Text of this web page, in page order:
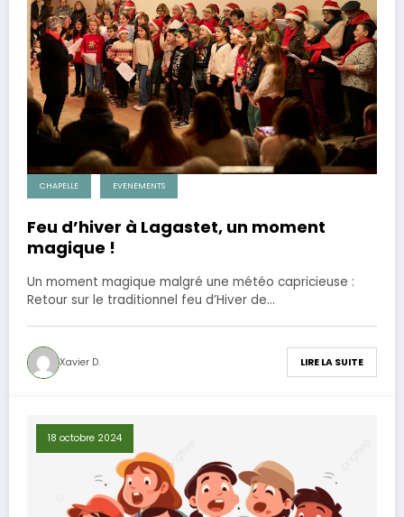
CHAPELLE EVENEMENTS
Feu d’hiver à Lagastet, un moment
magique !
Un moment magique malgré une météo capricieuse :
Retour sur le traditionnel feu d’Hiver de…
Xavier D. LIRE LA SUITE
18 octobre 2024